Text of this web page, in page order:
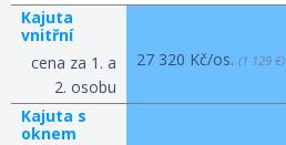
Kajuta
vnitřní
cena za 1. a
2. osobu
27 320 Kč/os. (1 129 €)
Kajuta s
oknem